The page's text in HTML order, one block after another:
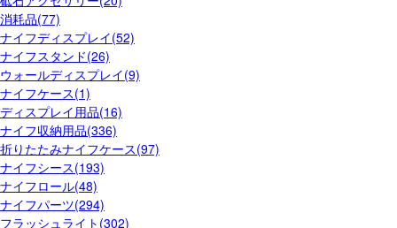
消耗品(77)
ナイフディスプレイ(52)
ナイフスタンド(26)
ウォールディスプレイ(9)
ナイフケース(1)
ディスプレイ用品(16)
ナイフ収納用品(336)
折りたたみナイフケース(97)
ナイフシース(193)
ナイフロール(48)
ナイフパーツ(294)
フラッシュライト(302)